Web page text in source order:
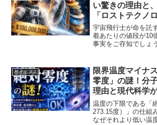
い驚きの理由と
「ロストテクノ
る
宇宙飛行士が命を託
着あたりの値段が10
事実をご存知でしょ
ないのか。本記事で
る驚愕の費用内訳か
絶、最新の新型宇宙
舞台裏を徹底解説し
サイエンス
限界温度マイナ
零度」の謎！分
理由と現代科学
温度の下限である「
273.15度）」の仕組
なぜそれより低い温